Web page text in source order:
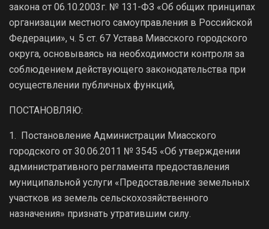
закона от 06.10.2003г. № 131-ФЗ «Об общих принципах
организации местного самоуправления в Российской
Федерации», ч. 5 ст. 67 Устава Миасского городского
округа, основываясь на необходимости контроля за
соблюдением действующего законодательства при
осуществлении публичных функций,
ПОСТАНОВЛЯЮ:
1. Постановление Администрации Миасского
городского от 30.06.2011 № 3545 «Об утверждении
административного регламента предоставления
муниципальной услуги «Предоставление земельных
участков из земель сельскохозяйственного
назначения» признать утратившим силу.